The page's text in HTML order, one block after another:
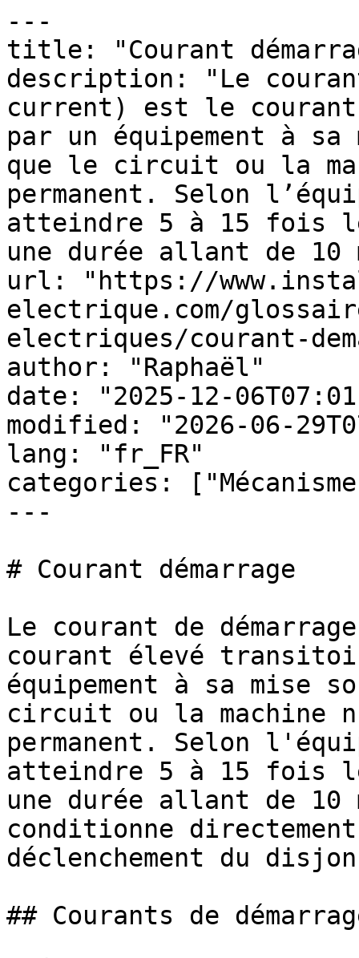
---
title: "Courant
description: "Le
current) est le
par un équipement à
que le circuit ou la
permanent. Selon
atteindre 5 à 15 fois
une durée allant de
url: "https://
electrique.com/
electriques/courant-
author: "Raphaël"
date: "2025-12-
modified: "2026-06-
lang: "fr_FR"
categories:
---
# Courant démarrage
Le courant de
courant élevé
équipement à sa mise
circuit ou la machine
permanent. Selon
atteindre 5 à 15 fois
une durée allant de
conditionne
déclenchement du
## Courants de